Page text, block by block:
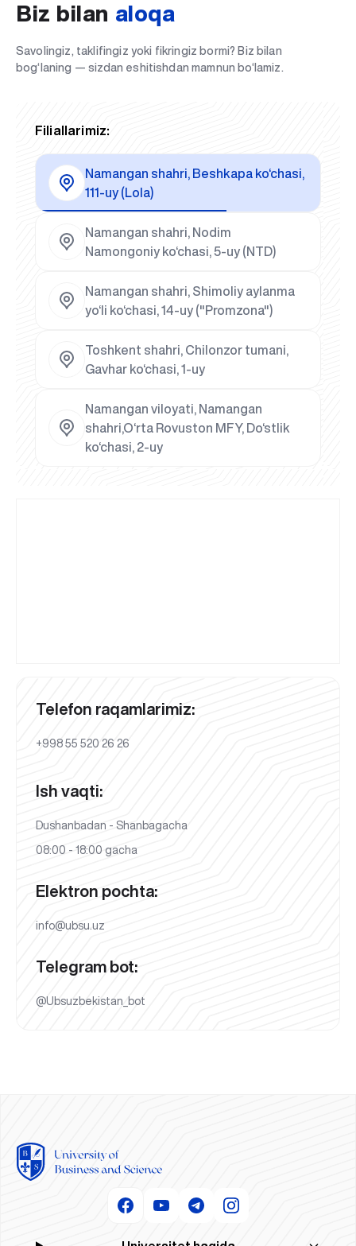
Biz bilan aloqa
Savolingiz, taklifingiz yoki fikringiz bormi? Biz bilan
bog‘laning — sizdan eshitishdan mamnun bo‘lamiz.
Filiallarimiz:
Namangan shahri, Beshkapa ko‘chasi,
111-uy (Lola)
Namangan shahri, Nodim
Namongoniy ko‘chasi, 5-uy (NTD)
Namangan shahri, Shimoliy aylanma
yo‘li ko‘chasi, 14-uy ("Promzona")
Toshkent shahri, Chilonzor tumani,
Gavhar ko‘chasi, 1-uy
Namangan viloyati, Namangan
shahri,O‘rta Rovuston MFY, Do‘stlik
ko‘chasi, 2-uy
Telefon raqamlarimiz:
+998 55 520 26 26
Ish vaqti:
Dushanbadan - Shanbagacha
08:00 - 18:00 gacha
Elektron pochta:
info@ubsu.uz
Telegram bot:
@Ubsuzbekistan_bot